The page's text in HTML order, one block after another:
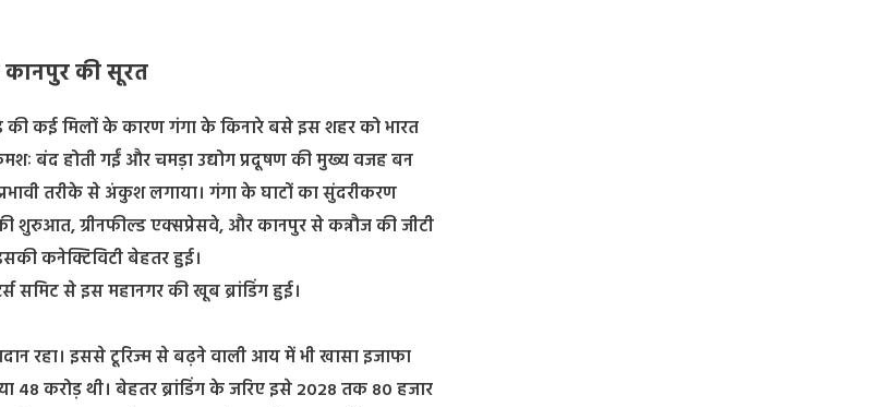
कानपुर की सूरत
कई मिलों के कारण गंगा के किनारे बसे इस शहर को भारत
बंद होती गईं और चमड़ा उद्योग प्रदूषण की मुख्य वजह बन
तरीके से अंकुश लगाया। गंगा के घाटों का सुंदरीकरण
शुरुआत, ग्रीनफील्ड एक्सप्रेसवे, और कानपुर से कन्नौज की जीटी
कनेक्टिविटी बेहतर हुई।
समिट से इस महानगर की खूब ब्रांडिंग हुई।
रहा। इससे टूरिज्म से बढ़ने वाली आय में भी खासा इजाफा
करोड़ थी। बेहतर ब्रांडिंग के जरिए इसे 2028 तक 80 हजार